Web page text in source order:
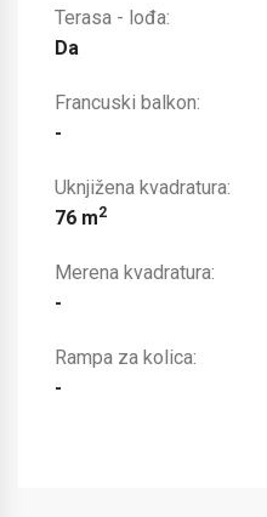
Terasa - lođa:
Da
Francuski balkon:
-
Uknjižena kvadratura:
76 m2
Merena kvadratura:
-
Rampa za kolica:
-